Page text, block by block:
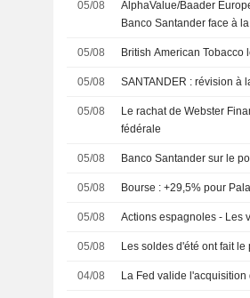
05/08
AlphaValue/Baader
Banco Santander face à
05/08 British American
05/08
05/08
Le rachat de Webster
fédérale
05/08 Banco Santander sur le
05/08 Bourse : +29,5% pour
05/08 Actions espagnoles - Les
05/08 Les soldes d'été ont fait le
04/08 La Fed valide